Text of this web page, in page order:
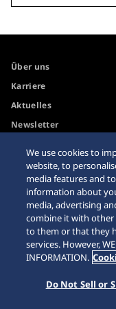
Über uns
Karriere
Aktuelles
Newsletter
Internetkäufe
Impressum
We use cookies to
website, to
media features and
information about
media, advertising
combine it with
to them or that they
services. However,
INFORMATION.
Do Not Sell or